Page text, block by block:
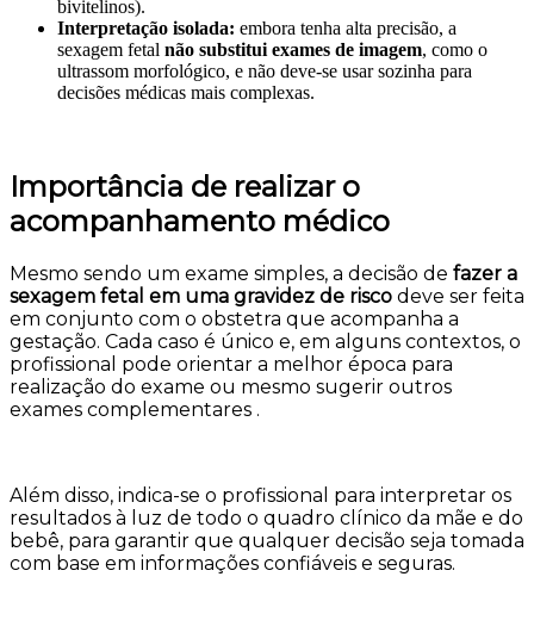
bivitelinos).
Interpretação isolada: embora tenha alta precisão, a
sexagem fetal não substitui exames de imagem, como o
ultrassom morfológico, e não deve-se usar sozinha para
decisões médicas mais complexas.
Importância de realizar o
acompanhamento médico
Mesmo sendo um exame simples, a decisão de fazer a
sexagem fetal em uma gravidez de risco deve ser feita
em conjunto com o obstetra que acompanha a
gestação. Cada caso é único e, em alguns contextos, o
profissional pode orientar a melhor época para
realização do exame ou mesmo sugerir outros
exames complementares .
Além disso, indica-se o profissional para interpretar os
resultados à luz de todo o quadro clínico da mãe e do
bebê, para garantir que qualquer decisão seja tomada
com base em informações confiáveis e seguras.